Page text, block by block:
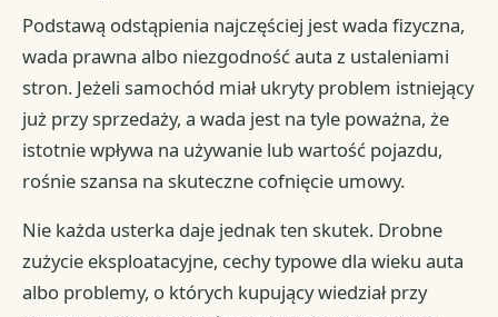
Podstawą odstąpienia najczęściej jest wada fizyczna,
wada prawna albo niezgodność auta z ustaleniami
stron. Jeżeli samochód miał ukryty problem istniejący
już przy sprzedaży, a wada jest na tyle poważna, że
istotnie wpływa na używanie lub wartość pojazdu,
rośnie szansa na skuteczne cofnięcie umowy.
Nie każda usterka daje jednak ten skutek. Drobne
zużycie eksploatacyjne, cechy typowe dla wieku auta
albo problemy, o których kupujący wiedział przy